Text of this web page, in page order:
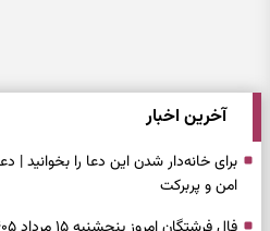
آخرین اخبار
برای خانه‌دار شدن این دعا را بخوانید |
امن و پربرکت